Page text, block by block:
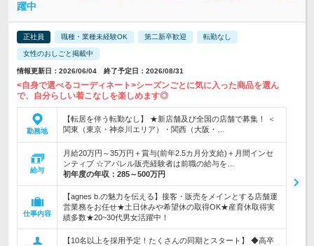
躍中
正社員 職種・業種未経験OK 第二新卒歓迎 転勤なし
女性のおしごと掲載中
情報更新日：2026/06/04 終了予定日：2026/08/31
<自身で選べるコーディネート>シーズンごとに気に入った商品を選ん
で、自分らしい着こなしを楽しめます◎
勤務地
【転居を伴う転勤なし】 ★新店舗及び全国の店舗で募集！ ＜
関東（東京・神奈川エリア）・関西（大阪・…
給与
月給20万円～35万円＋賞与(前年2.5カ月分支給)＋月間インセ
ンティブ ☆アパレル販売経験者は前職の給与を…
初年度の年収： 285～500万円
仕事内容
【agnes b.の魅力を伝える】接客・販売をメインとする店舗運
営業務をお任せ★土日休みや希望休の取得OK★産育休取得実
績多数★20~30代男女活躍中！
【10名以上を採用予定！たくさんの同期とスタート】 ◆高卒